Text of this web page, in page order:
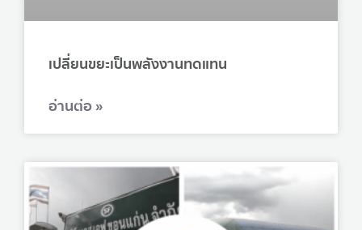
เปลี่ยนขยะเป็นพลังงานทดแทน
อ่านต่อ »